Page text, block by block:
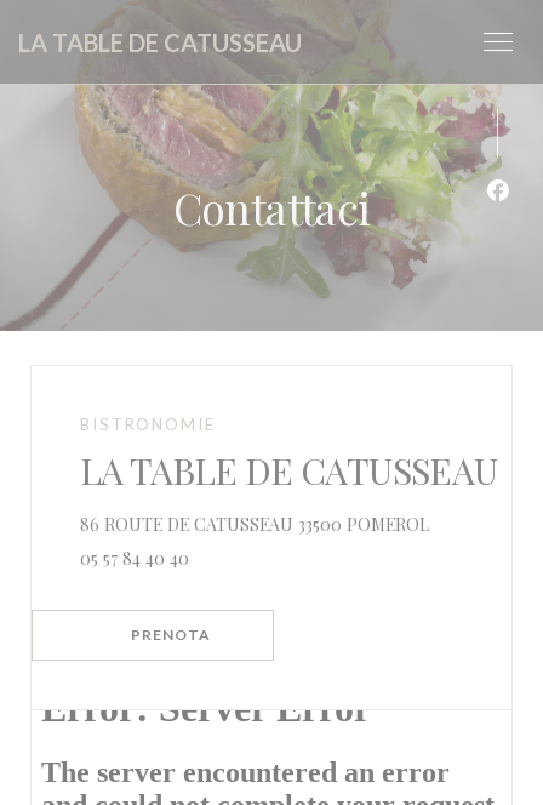
Personalizzazione delle tue scelte sui cookie
LA TABLE DE CATUSSEAU
Contattaci
BISTRONOMIE
LA TABLE DE CATUSSEAU
86 ROUTE DE CATUSSEAU 33500 POMEROL((apre una
05 57 84 40 40
PRENOTA